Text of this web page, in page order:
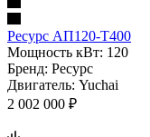
Ресурс АП120-Т400
Мощность кВт: 120
Бренд: Ресурс
Двигатель: Yuchai
2 002 000 ₽